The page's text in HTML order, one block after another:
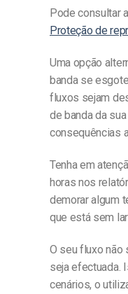
Pode consultar
Proteção de
Uma opção
banda se
fluxos sejam
de banda da
consequências
Tenha em
horas nos
demorar algum
que está sem
O seu fluxo não
seja efectuada.
cenários, o